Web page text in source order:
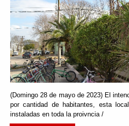
(Domingo 28 de mayo de 2023) El
por cantidad de habitantes, esta
instaladas en toda la proivncia /